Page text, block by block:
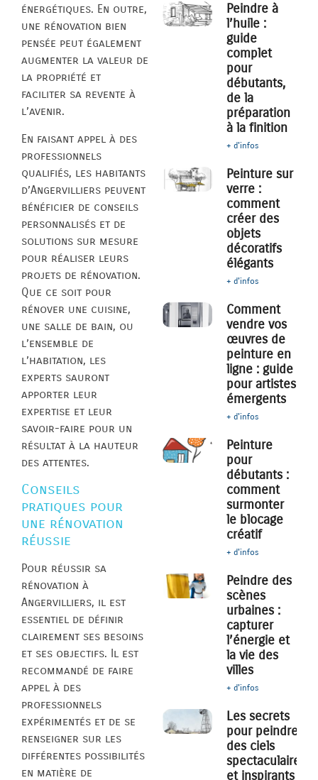
énergétiques. En outre,
une rénovation bien
pensée peut également
augmenter la valeur de
la propriété et
faciliter sa revente à
l’avenir.
En faisant appel à des
professionnels
qualifiés, les habitants
d’Angervilliers peuvent
bénéficier de conseils
personnalisés et de
solutions sur mesure
pour réaliser leurs
projets de rénovation.
Que ce soit pour
rénover une cuisine,
une salle de bain, ou
l’ensemble de
l’habitation, les
experts sauront
apporter leur
expertise et leur
savoir-faire pour un
résultat à la hauteur
des attentes.
Conseils
pratiques pour
une rénovation
réussie
Pour réussir sa
rénovation à
Angervilliers, il est
essentiel de définir
clairement ses besoins
et ses objectifs. Il est
recommandé de faire
appel à des
professionnels
expérimentés et de se
renseigner sur les
différentes possibilités
en matière de
Peindre à
l’huile :
guide
complet
pour
débutants,
de la
préparation
à la finition
+ d'infos
Peinture sur
verre :
comment
créer des
objets
décoratifs
élégants
+ d'infos
Comment
vendre vos
œuvres de
peinture en
ligne : guide
pour artistes
émergents
+ d'infos
Peinture
pour
débutants :
comment
surmonter
le blocage
créatif
+ d'infos
Peindre des
scènes
urbaines :
capturer
l’énergie et
la vie des
villes
+ d'infos
Les secrets
pour peindre
des ciels
spectaculaires
et inspirants